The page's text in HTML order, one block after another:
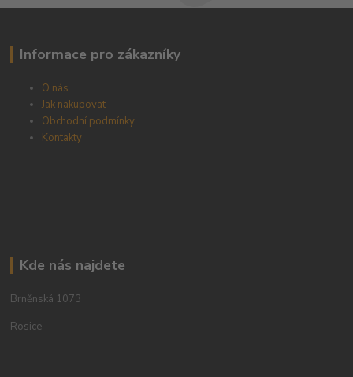
Informace pro zákazníky
O nás
Jak nakupovat
Obchodní podmínky
Kontakty
Kde nás najdete
Brněnská 1073
Rosice